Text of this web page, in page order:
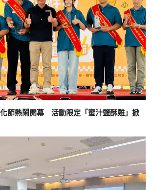
節熱鬧開幕 活動限定「蜜汁鹽酥雞」掀